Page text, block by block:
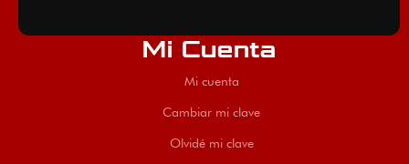
Mi Cuenta
Mi cuenta
Cambiar mi clave
Olvidé mi clave